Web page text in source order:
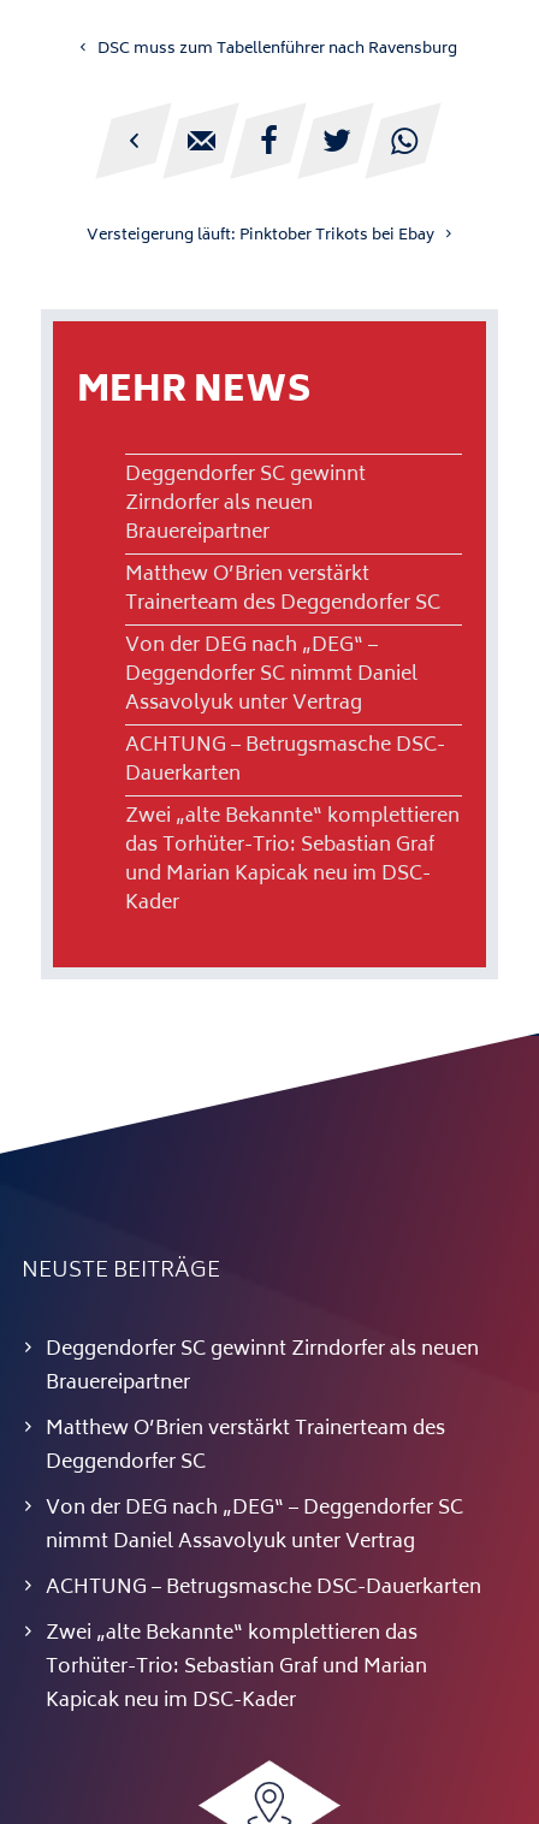
DSC muss zum Tabellenführer nach Ravensburg
    
Versteigerung läuft: Pinktober Trikots bei Ebay
MEHR NEWS
Deggendorfer SC gewinnt
Zirndorfer als neuen
Brauereipartner
Matthew O’Brien verstärkt
Trainerteam des Deggendorfer SC
Von der DEG nach „DEG“ –
Deggendorfer SC nimmt Daniel
Assavolyuk unter Vertrag
ACHTUNG – Betrugsmasche DSC-
Dauerkarten
Zwei „alte Bekannte“ komplettieren
das Torhüter-Trio: Sebastian Graf
und Marian Kapicak neu im DSC-
Kader
NEUSTE BEITRÄGE
Deggendorfer SC gewinnt Zirndorfer als neuen
Brauereipartner
Matthew O’Brien verstärkt Trainerteam des
Deggendorfer SC
Von der DEG nach „DEG“ – Deggendorfer SC
nimmt Daniel Assavolyuk unter Vertrag
ACHTUNG – Betrugsmasche DSC-Dauerkarten
Zwei „alte Bekannte“ komplettieren das
Torhüter-Trio: Sebastian Graf und Marian
Kapicak neu im DSC-Kader